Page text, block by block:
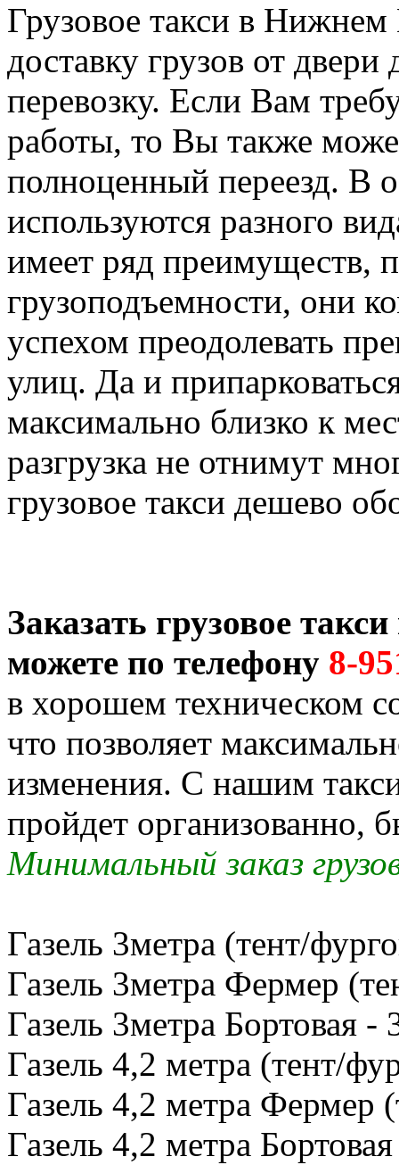
Грузовое такси в Нижнем
доставку грузов от
перевозку. Если Вам
работы, то Вы также
полноценный переезд. В
используются разного
имеет ряд преимуществ,
грузоподъемности, они
успехом преодолевать
улиц. Да и
максимально близко к
разгрузка не отнимут
грузовое такси дешево
Заказать грузовое
можете по телефону 8-
в хорошем техническом
что позволяет
изменения. С нашим
пройдет организованно,
Минимальный заказ
Газель 3метра (тент/
Газель 3метра Фермер
Газель 3метра Бортовая -
Газель 4,2 метра (тент/
Газель 4,2 метра Фермер
Газель 4,2 метра